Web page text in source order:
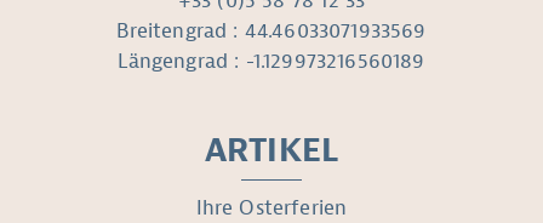
Breitengrad : 44.46033071933569
Längengrad : -1.129973216560189
ARTIKEL
Ihre Osterferien